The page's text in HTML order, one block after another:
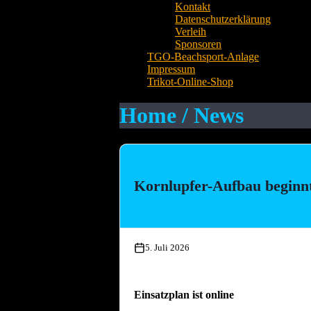
Kontakt
Datenschutzerklärung
Verleih
Sponsoren
TGO-Beachsport-Anlage
Impressum
Trikot-Online-Shop
Home / News
Kornlupfer-Aufbau
5. Juli 2026
Einsatzplan ist online